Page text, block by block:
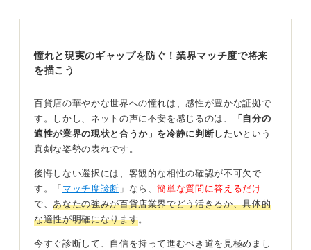
バウンド需要の取り込みなどのチャレンジは見られます
が、構造的な課題解決には至っていないのが現状です。
成功体験を積むのは難しいかもしれない！ 職場環境
にも課題がある
このような、いわば「構造不況業種」への就職の場合
は、一人ひとりの努力だけではなかなか変えられないこ
とに、仕事として立ち向かわなければなりません。
困難な状況で学べることも多いと思いますが、ビジネス
自体がうまくいっていないところで成功体験を積んでい
くのは容易ではありません。
憧れと現実のギャップを防ぐ！業界マッチ度で将来
を描こう
百貨店の華やかな世界への憧れは、感性が豊かな証拠で
す。しかし、ネットの声に不安を感じるのは、
「自分の
適性が業界の現状と合うか」を冷静に判断したいという
真剣な姿勢の表れです。
後悔しない選択には、客観的な相性の確認が不可欠で
す。「 マッチ度診断 」なら、簡単な質問に答えるだけ
で、あなたの強みが百貨店業界でどう活きるか、具体的
な適性が明確になります。
今すぐ診断して、自信を持って進むべき道を見極めまし